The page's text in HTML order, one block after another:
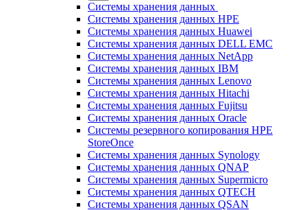
Системы хранения данных
Системы хранения данных HPE
Системы хранения данных Huawei
Системы хранения данных DELL EMC
Cистемы хранения данных NetApp
Системы хранения данных IBM
Системы хранения данных Lenovo
Системы хранения данных Hitachi
Системы хранения данных Fujitsu
Системы хранения данных Oracle
Системы резервного копирования HPE
StoreOnce
Системы хранения данных Synology
Системы хранения данных QNAP
Системы хранения данных Supermicro
Системы хранения данных QTECH
Системы хранения данных QSAN